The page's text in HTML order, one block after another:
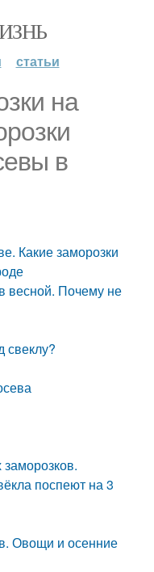
статьи
на
в
Какие заморозки
весной. Почему не
свеклу?
поспеют на 3
Овощи и осенние